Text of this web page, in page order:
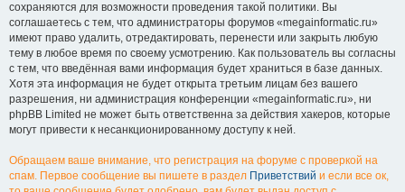
сохраняются для возможности проведения такой политики. Вы
соглашаетесь с тем, что администраторы форумов «megainformatic.ru»
имеют право удалить, отредактировать, перенести или закрыть любую
тему в любое время по своему усмотрению. Как пользователь вы согласны
с тем, что введённая вами информация будет храниться в базе данных.
Хотя эта информация не будет открыта третьим лицам без вашего
разрешения, ни администрация конференции «megainformatic.ru», ни
phpBB Limited не может быть ответственна за действия хакеров, которые
могут привести к несанкционированному доступу к ней.
Обращаем ваше внимание, что регистрация на форуме с проверкой на
спам. Первое сообщение вы пишете в раздел Приветствий и если все ок,